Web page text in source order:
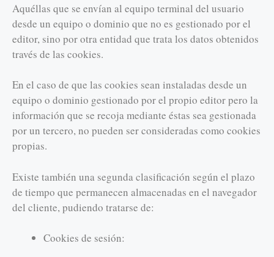
Aquéllas que se envían al equipo terminal del usuario
desde un equipo o dominio que no es gestionado por el
editor, sino por otra entidad que trata los datos obtenidos
través de las cookies.
En el caso de que las cookies sean instaladas desde un
equipo o dominio gestionado por el propio editor pero la
información que se recoja mediante éstas sea gestionada
por un tercero, no pueden ser consideradas como cookies
propias.
Existe también una segunda clasificación según el plazo
de tiempo que permanecen almacenadas en el navegador
del cliente, pudiendo tratarse de:
Cookies de sesión: